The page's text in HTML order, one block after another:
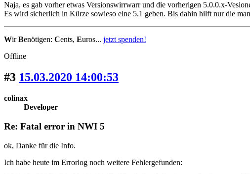
Naja, es gab vorher etwas Versionswirrwarr und die vorherigen 5.0.0.x-
Es wird sicherlich in Kürze sowieso eine 5.1 geben. Bis dahin hilft nur die
WirBenötigen: Cents, Euros... jetzt spenden!
Offline
#3 15.03.2020 14:00:53
colinax
Developer
Re: Fatal error in NWI 5
ok, Danke für die Info.
Ich habe heute im Errorlog noch weitere Fehlergefunden: